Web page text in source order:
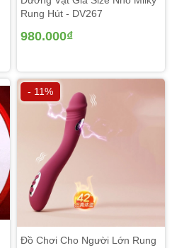
Rung Hút - DV267
980.000₫
- 11%
Đồ Chơi Cho Người Lớn Rung